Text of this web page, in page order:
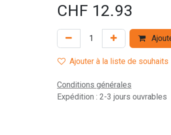
CHF 12.93
Ajouter à la liste de souhaits
Conditions générales
Expédition : 2-3 jours ouvrables